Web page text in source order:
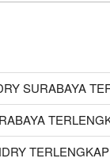
SURABAYA
TERLENGKAP